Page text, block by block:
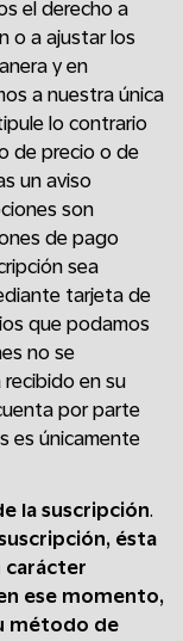
el derecho a
o a ajustar los
y en
a nuestra única
lo contrario
de precio o de
un aviso
son
de pago
sea
tarjeta de
que podamos
no se
en su
por parte
es únicamente
la suscripción.
ésta
carácter
ese momento,
método de